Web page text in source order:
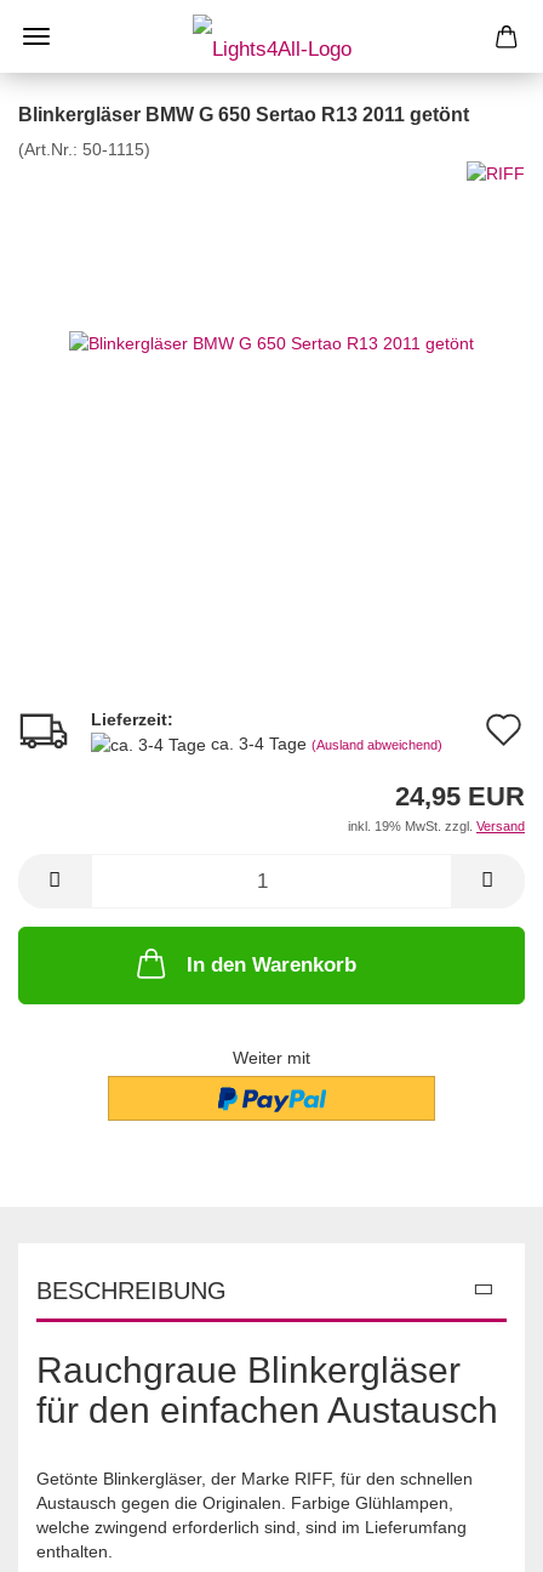
Blinkergläser BMW G 650 Sertao R13 2011 getönt
(Art.Nr.: 50-1115)
Lieferzeit:
ca. 3-4 Tage (Ausland abweichend)
24,95 EUR
inkl. 19% MwSt. zzgl. Versand
In den Warenkorb
Weiter mit
BESCHREIBUNG
Rauchgraue Blinkergläser
für den einfachen Austausch
Getönte Blinkergläser, der Marke RIFF, für den schnellen
Austausch gegen die Originalen. Farbige Glühlampen,
welche zwingend erforderlich sind, sind im Lieferumfang
enthalten.